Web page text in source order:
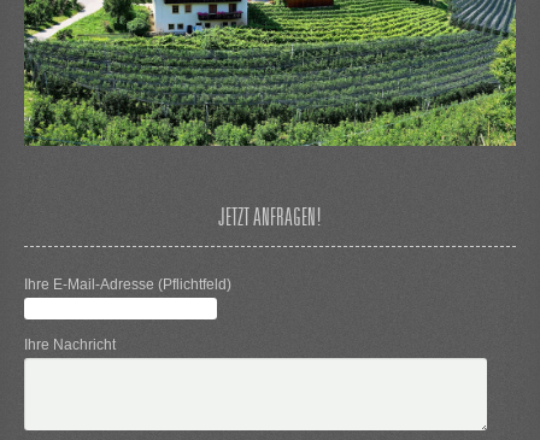
JETZT ANFRAGEN!
Ihre E-Mail-Adresse (Pflichtfeld)
Ihre Nachricht